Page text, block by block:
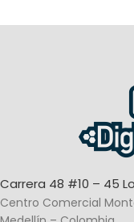
Carrera 48 #10 – 45
Centro Comercial